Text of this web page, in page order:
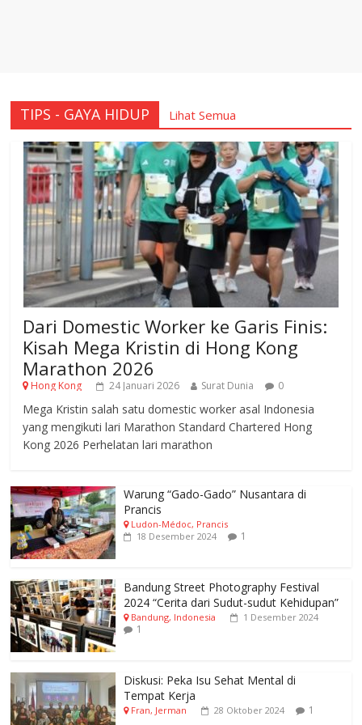
TIPS - GAYA HIDUP Lihat Semua
Dari Domestic Worker ke Garis Finis:
Kisah Mega Kristin di Hong Kong
Marathon 2026
Hong Kong 24 Januari 2026 Surat Dunia 0
Mega Kristin salah satu domestic worker asal Indonesia
yang mengikuti lari Marathon Standard Chartered Hong
Kong 2026 Perhelatan lari marathon
Warung “Gado-Gado” Nusantara di
Prancis
Ludon-Médoc, Prancis
18 Desember 2024
1
Bandung Street Photography Festival
2024 “Cerita dari Sudut-sudut Kehidupan”
Bandung, Indonesia 1 Desember 2024
1
Diskusi: Peka Isu Sehat Mental di
Tempat Kerja
Fran, Jerman 28 Oktober 2024 1